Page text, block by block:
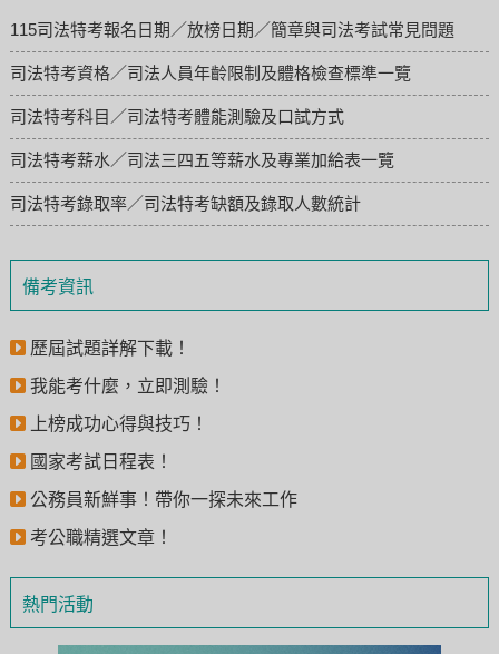
備考資訊
歷屆試題詳解下載！
我能考什麼，立即測驗！
上榜成功心得與技巧！
國家考試日程表！
公務員新鮮事！帶你一探未來工作
考公職精選文章！
熱門活動
115司法特考報名日期／放榜日期／簡章與司法考試常見問題
司法特考資格／司法人員年齡限制及體格檢查標準一覽
司法特考科目／司法特考體能測驗及口試方式
司法特考薪水／司法三四五等薪水及專業加給表一覽
司法特考錄取率／司法特考缺額及錄取人數統計